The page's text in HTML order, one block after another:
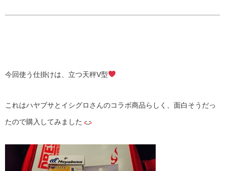
今回使う仕掛けは、立つ天秤V型
これはハヤブサとイシグロさんのコラボ商品らしく、面白そうだっ
たので購入してみました